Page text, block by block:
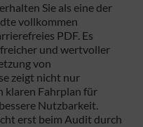
Sie als eine der
vollkommen
PDF. Es
und wertvoller
von
zeigt nicht nur
klaren Fahrplan für
Nutzbarkeit.
erst beim Audit durch